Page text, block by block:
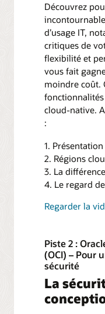
Découvrez
d’usage IT,
critiques de
flexibilité et
vous fait
moindre coût.
cloud-native.
:
1. Présentation
2. Régions
3. La
4. Le regard
Regarder la
Piste 2 :
(OCI) – Pour
sécurité
La